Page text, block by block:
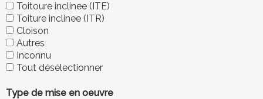
Toitoure inclinee (ITE)
Toiture inclinee (ITR)
Cloison
Autres
Inconnu
Tout désélectionner
Type de mise en oeuvre